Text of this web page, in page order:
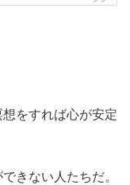
をすれば心が安定
きない人たちだ。